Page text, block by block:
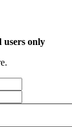
users only